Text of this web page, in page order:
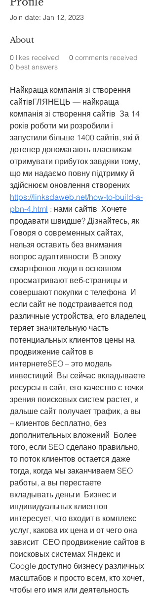
Join date: Jan 12, 2023
About
0 likes received 0 comments received
0 best answers
Найкраща компанія зі створення
сайтівГЛЯНЕЦЬ — найкраща
компанія зі створення сайтів  За 14
років роботи ми розробили і
запустили більше 1400 сайтів, які й
дотепер допомагають власникам
отримувати прибуток завдяки тому,
що ми надаємо повну підтримку й
здійснюєм оновлення створених
https://linksdaweb.net/how-to-build-a-
pbn-4.html : нами сайтів  Хочете
продавати швидше? Дiзнайтесь, як
Говоря о современных сайтах,
нельзя оставить без внимания
вопрос адаптивности  В эпоху
смартфонов люди в основном
просматривают веб-страницы и
совершают покупки с телефона  И
если сайт не подстраивается под
различные устройства, его владелец
теряет значительную часть
потенциальных клиентов цены на
продвижение сайтов в
интернетеSEO – это модель
инвестиций  Вы сейчас вкладываете
ресурсы в сайт, его качество с точки
зрения поисковых систем растет, и
дальше сайт получает трафик, а вы
– клиентов бесплатно, без
дополнительных вложений  Более
того, если SEO сделано правильно,
то поток клиентов остается даже
тогда, когда мы заканчиваем SEO
работы, а вы перестаете
вкладывать деньги  Бизнес и
индивидуальных клиентов
интересует, что входит в комплекс
услуг, какова их цена и от чего она
зависит  СЕО продвижение сайтов в
поисковых системах Яндекс и
Google доступно бизнесу различных
масштабов и просто всем, кто хочет,
чтобы его имя или деятельность